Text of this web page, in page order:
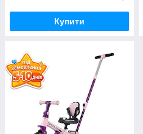
Купити